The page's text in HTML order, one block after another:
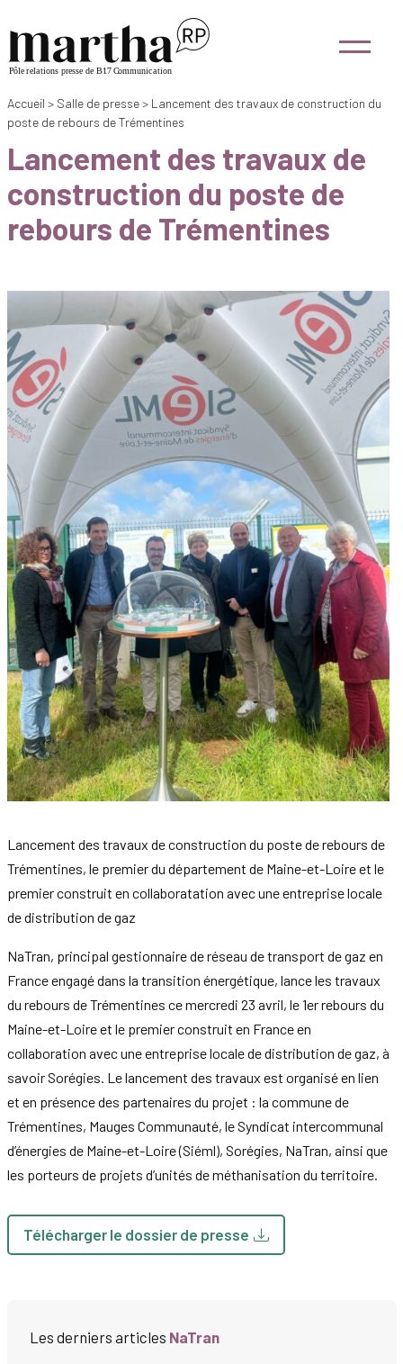
Accueil > Salle de presse> Lancement des travaux de construction du
poste de rebours de Trémentines
Lancement des travaux de
construction du poste de
rebours de Trémentines
Lancement des travaux de construction du poste de rebours de
Trémentines, le premier du département de Maine-et-Loire et le
premier construit en collaboratation avec une entreprise locale
de distribution de gaz
NaTran, principal gestionnaire de réseau de transport de gaz en
France engagé dans la transition énergétique, lance les travaux
du rebours de Trémentines ce mercredi 23 avril, le 1er rebours du
Maine-et-Loire et le premier construit en France en
collaboration avec une entreprise locale de distribution de gaz, à
savoir Sorégies. Le lancement des travaux est organisé en lien
et en présence des partenaires du projet : la commune de
Trémentines, Mauges Communauté, le Syndicat intercommunal
d’énergies de Maine-et-Loire (Siéml), Sorégies, NaTran, ainsi que
les porteurs de projets d’unités de méthanisation du territoire.
Télécharger le dossier de presse
Les derniers articles NaTran